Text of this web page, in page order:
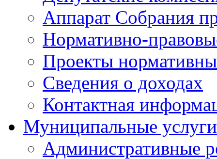
Аппарат Собрания
Нормативно-
Проекты
Сведения о доходах
Контактная
Муниципальные услуги
Административные